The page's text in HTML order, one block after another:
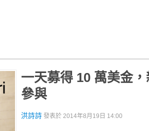
一天募得 10 萬美金
參與
洪詩詩 發表於 2014年8月19日 14:00